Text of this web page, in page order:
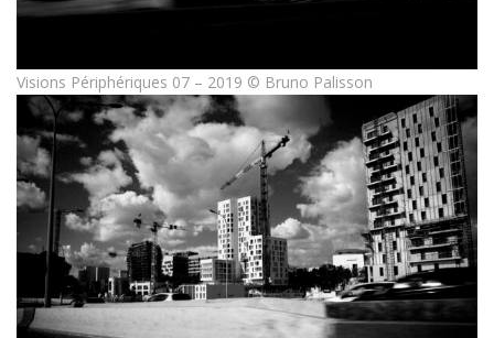
Visions Périphériques 07 – 2019 © Bruno Palisson